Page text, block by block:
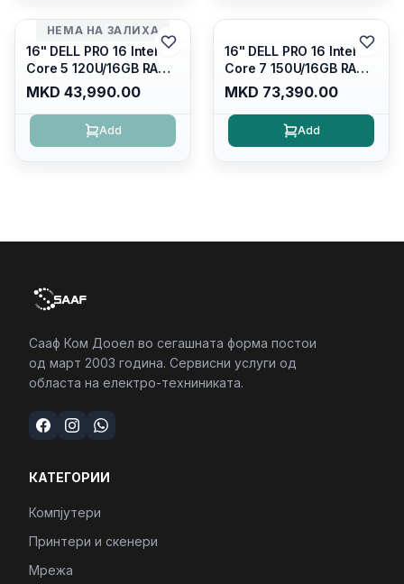
4/RJ45/PB14250
НЕМА НА ЗАЛИХА
16" DELL PRO 16 Intel
Core 5 120U/16GB RAM
DDR5 5600mhz/ 512 GB
SSD M.2 Nvme/fullhd+
(16:10) Ips/bt/backlit
Kb/thunderbolt
MKD 43,990.00
Add
16" DELL PRO 16 Intel
Core 7 150U/16GB RAM
DDR5 5600mhz/ 512 GB
SSD M.2 Nvme
(2230)/FULLHD+ (16:10)
Ips/bt/backlit
MKD 73,390.00
Add
Сааф Ком Дооел во сегашната форма постои
од март 2003 година. Сервисни услуги од
областа на електро-техниниката.
КАТЕГОРИИ
Компјутери
Принтери и скенери
Мрежа